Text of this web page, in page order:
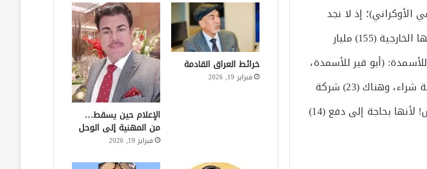
إذ لا نجد
مصلحة للعراق أن يغرق بديونه، مثلما فعلت أميركا بمصر، فتجاوز سقف ديونها الخارجية (155) مليار
(أبو قير للأسمدة،
شركة مصر لإنتاج الأسمدة)؛ إذ اشترتهما السعودية والإمارات، مع (40) صفقة شراء، وهناك (23) شركة
عامة غيرهما عرضتهما مصر للبيع، وربما تضطر في النهاية لبيع قناة السويس! لأنها بحاجة إلى دفع (14)
خرائط العراق القادمة
فبراير 19, 2026
الإعلام حين يسقط…
من المهنية إلى الوحل
فبراير 19, 2026